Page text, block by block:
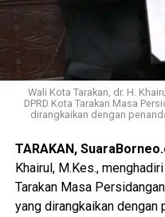
Wali Kota Tarakan, dr. H.
DPRD Kota Tarakan Masa
dirangkaikan dengan
TARAKAN,
Khairul, M.Kes.,
Tarakan Masa
yang dirangkaikan dengan